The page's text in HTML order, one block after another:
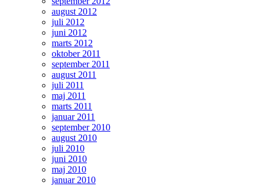
august 2012
juli 2012
juni 2012
marts 2012
oktober 2011
september 2011
august 2011
juli 2011
maj 2011
marts 2011
januar 2011
september 2010
august 2010
juli 2010
juni 2010
maj 2010
januar 2010